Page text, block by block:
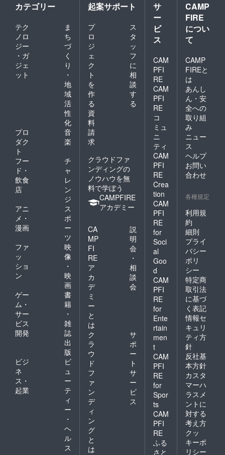
カテゴリー
テク
ノロ
ジー
・ガ
ジェ
ット
ま
ち
づ
く
り
・
地
域
活
性
化
プロ
ダク
ト
音
楽
フー
ド・
飲食
店
チ
ャ
レ
ン
ジ
アニ
メ・
漫画
ス
ポ
ー
ツ
ファ
ッ
ショ
ン
映
像
・
映
画
ゲー
ム・
サー
ビス
開発
書
籍
・
雑
誌
出
版
ビジ
ネ
ス・
起業
ビ
ュ
ー
テ
ィ
ー
・
ヘ
ル
ス
起案サポート
プ
ロ
ジ
ェ
ク
ト
を
作
る
ス
タ
ッ
フ
に
相
談
す
る
資
料
請
求
クラウドファ
ンディングの
ノウハウを無
料で学ぼう
CAMPFIRE
アカデミー
CA
MP
FI
RE
ア
カ
デ
ミ
ー
と
は
説
明
会
・
相
談
会
ク
ラ
ウ
ド
フ
ァ
ン
デ
ィ
ン
グ
と
は
サ
ポ
ー
ト
サ
ー
ビ
ス
サ
ー
ビ
ス
CAM
PFI
RE
CAM
PFI
RE
コ
ミュ
ニ
ティ
CAM
PFI
RE
Crea
tion
CAM
PFI
RE
for
Soci
al
Goo
d
CAM
PFI
RE
for
Ente
rtain
men
t
CAM
PFI
RE
for
Spor
ts
CAM
PFI
RE
ふる
さと
CAMP
FIRE
につい
て
CAMP
FIREと
は
あんし
ん・安
全への
取り組
み
ニュー
ス
ヘルプ
お問い
合わせ
各種規定
利用規
約
細則
プライ
バシー
ポリ
シー
特定商
取引法
に基づ
く表記
情報セ
キュリ
ティ方
針
反社基
本方針
カスタ
マーハ
ラスメ
ントに
対する
考え方
クッ
キーポ
リシー